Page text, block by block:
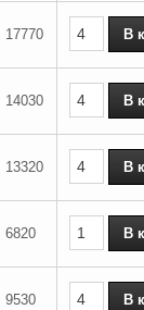
17770
14030
13320
6820
9530